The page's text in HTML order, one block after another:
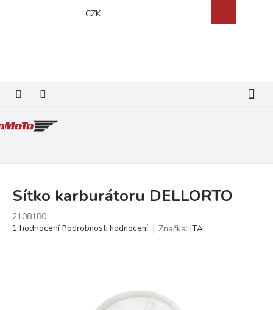
CZK
košík
Sítko karburátoru DELLORTO
2108180
Průměrné
1 hodnocení Podrobnosti hodnocení Značka: ITA